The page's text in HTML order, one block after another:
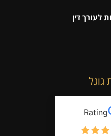
לעורך דין
גוגל
Rating